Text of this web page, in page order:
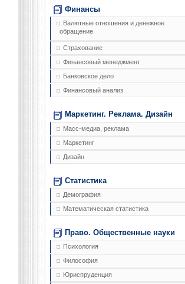
Финансы
Валютные отношения и денежное
обращение
Страхование
Финансовый менеджмент
Банковское дело
Финансовый анализ
Маркетинг. Реклама. Дизайн
Масс-медиа, реклама
Маркетинг
Дизайн
Статистика
Демография
Математическая статистика
Право. Общественные науки
Психология
Философия
Юриспруденция